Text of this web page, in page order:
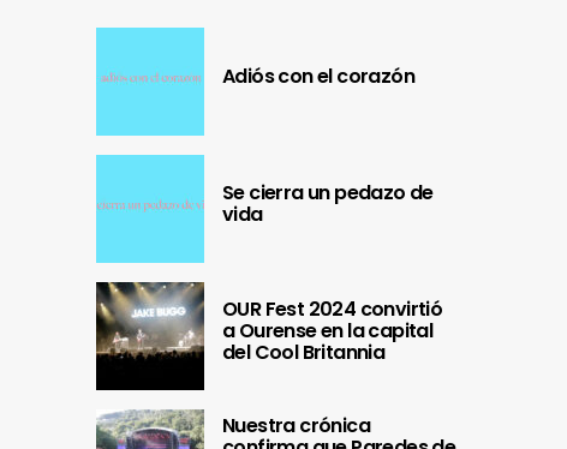
Adiós con el corazón
Se cierra un pedazo de
vida
OUR Fest 2024 convirtió
a Ourense en la capital
del Cool Britannia
Nuestra crónica